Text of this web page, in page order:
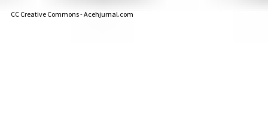
CC Creative Commons - Acehjurnal.com